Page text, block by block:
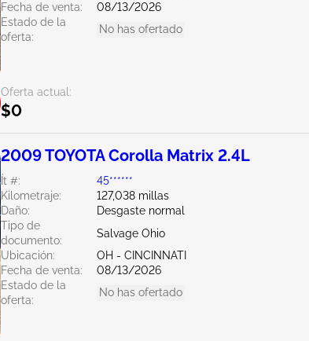
Fecha de venta:
08/13/2026
Estado de la
oferta:
No has ofertado
Oferta actual:
$0
2009 TOYOTA Corolla Matrix 2.4L
Ít #:
45******
Kilometraje:
127,038 millas
Daño:
Desgaste normal
Tipo de
documento:
Salvage Ohio
Ubicación:
OH - CINCINNATI
Fecha de venta:
08/13/2026
Estado de la
oferta:
No has ofertado